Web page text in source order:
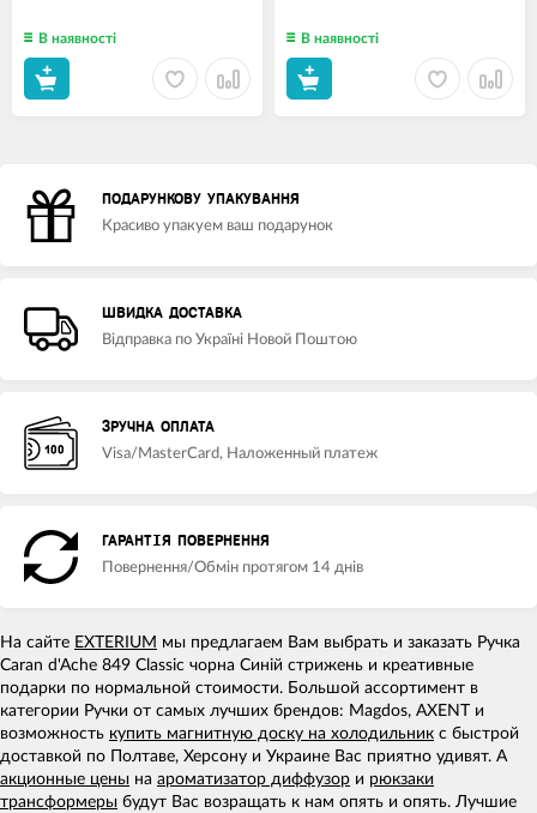
В наявності В наявності
ПОДАРУНКОВУ УПАКУВАННЯ
Красиво упакуем ваш подарунок
ШВИДКА ДОСТАВКА
Відправка по Україні Новой Поштою
ЗРУЧНА ОПЛАТА
Visa/MasterCard, Наложенный платеж
ГАРАНТІЯ ПОВЕРНЕННЯ
Повернення/Обмін протягом 14 днів
На сайте EXTERIUM мы предлагаем Вам выбрать и заказать Ручка
Caran d'Ache 849 Classic чорна Синій стрижень и креативные
подарки по нормальной стоимости. Большой ассортимент в
категории Ручки от самых лучших брендов: Magdos, AXENT и
возможность купить магнитную доску на холодильник с быстрой
доставкой по Полтаве, Херсону и Украине Вас приятно удивят. А
акционные цены на ароматизатор диффузор и рюкзаки
трансформеры будут Вас возращать к нам опять и опять. Лучшие